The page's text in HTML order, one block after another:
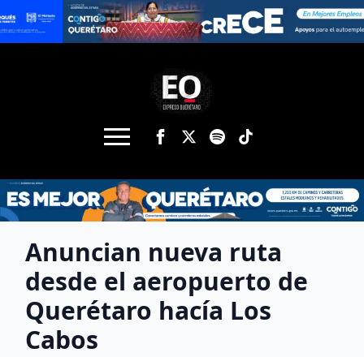
Anuncian nueva ruta
desde el aeropuerto de
Querétaro hacía Los
Cabos